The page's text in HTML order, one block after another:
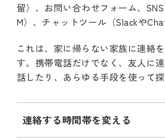
留）、お問い合わせフォーム、
M）、チャットツール（Slackや
これは、家に帰らない家族に連絡
す。携帯電話だけでなく、友人に
話したり、あらゆる手段を使って探
連絡する時間帯を変える